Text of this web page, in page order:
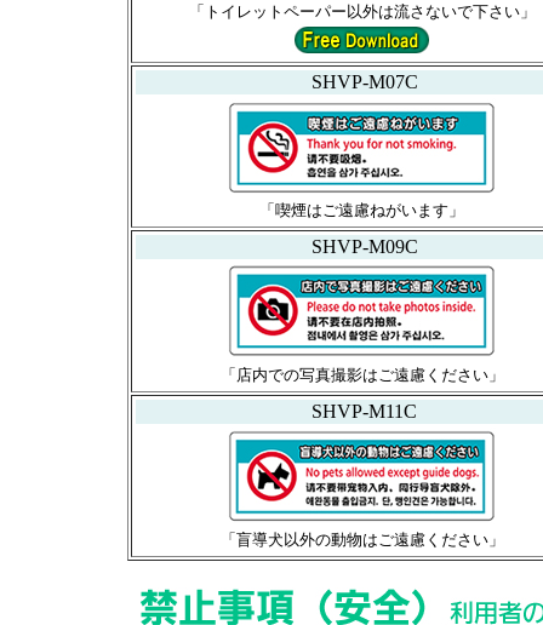
「トイレットペーパー以外は流さないで下さい」
SHVP-M07C
「喫煙はご遠慮ねがいます」
SHVP-M09C
「店内での写真撮影はご遠慮ください」
SHVP-M11C
「盲導犬以外の動物はご遠慮ください」